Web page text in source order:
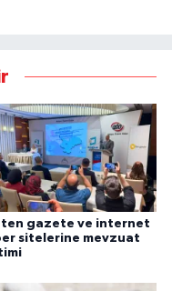
gazete ve internet
sitelerine mevzuat